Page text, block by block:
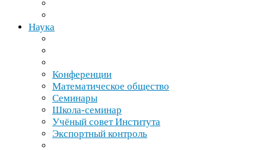
Наука
Конференции
Математическое общество
Семинары
Школа-​семинар
Учёный совет Института
Экспортный контроль